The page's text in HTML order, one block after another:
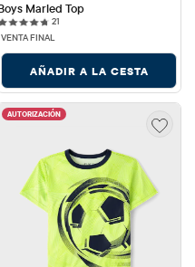
21 reviews
VENTA FINAL
AÑADIR A LA CESTA
AUTORIZACIÓN